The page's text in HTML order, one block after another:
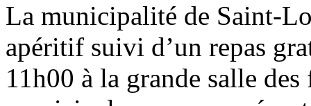
La municipalité de Saint-
apéritif suivi d’un repas
11h00 à la grande salle